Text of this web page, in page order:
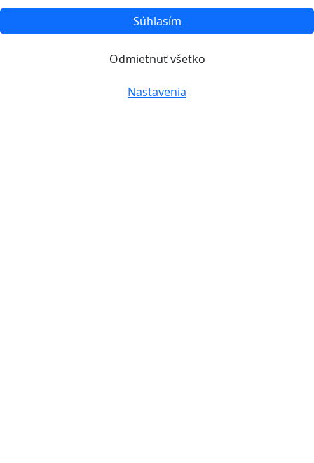
Súhlasím
Odmietnuť všetko
Nastavenia